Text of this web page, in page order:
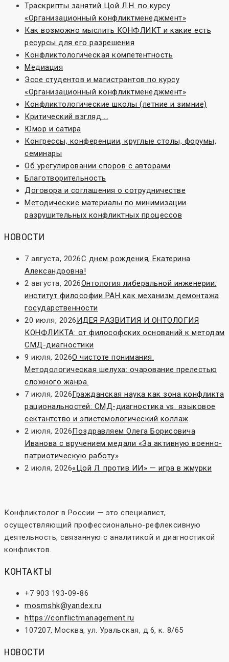
Траскрипты занятий Цой Л.Н. по курсу
«Организационный конфликтменеджмент»
Как возможно мыслить КОНФЛИКТ и какие есть
ресурсы для его разрешения
Конфликтологическая компетентность
Медиация
Эссе студентов и магистрантов по курсу
«Организационный конфликтменеджмент»
Конфликтологические школы (летние и зимние)
Критический взгляд …
Юмор и сатира
Конгрессы, конференции, круглые столы, форумы,
семинары
Об урегулировании споров с авторами
Благотворительность
Договора и соглашения о сотрудничестве
Методические материалы по минимизации
разрушительных конфликтных процессов
НОВОСТИ
7 августа, 2026С днем рождения, Екатерина
Александровна!
2 августа, 2026Онтология либеральной инженерии:
институт философии РАН как механизм демонтажа
государственности
20 июля, 2026ИДЕЯ РАЗВИТИЯ И ОНТОЛОГИЯ
КОНФЛИКТА: от философских оснований к методам
СМД-диагностики
9 июля, 2026О чистоте понимания.
Методологическая шелуха: очарование прелестью
сложного жанра.
7 июля, 2026Гражданская наука как зона конфликта
рациональностей: СМД-диагностика vs. языковое
сектантство и эпистемологический коллаж
2 июля, 2026Поздравляем Олега Борисовича
Иванова с вручением медали «За активную военно-
патриотическую работу»
2 июля, 2026«Цой Л. против ИИ» — игра в жмурки
Конфликтолог в России — это специалист,
осуществляющий профессионально-рефлексивную
деятельность, связанную с аналитикой и диагностикой
конфликтов.
КОНТАКТЫ
+7 903 193-09-86
mosmshk@yandex.ru
https://conflictmanagement.ru
107207, Москва, ул. Уральская, д.6, к. 8/65
НОВОСТИ